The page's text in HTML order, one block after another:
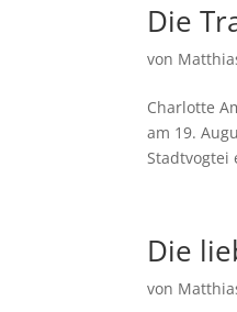
Die
von
Charlotte
am 19.
Stadtvogtei
Die
von